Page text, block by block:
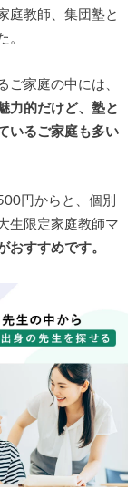
庭教師、集団塾と
。
ご家庭の中には、
力的だけど、塾と
いるご家庭も多い
円からと、個別
生限定家庭教師マ
おすすめです。